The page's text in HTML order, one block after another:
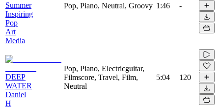
Summer
Inspiring
Pop
Art
Media
Pop, Piano, Neutral, Groovy 1:46 -
DEEP
WATER
Daniel
H
Pop, Piano, Electricguitar,
Filmscore, Travel, Film,
Neutral
5:04 120